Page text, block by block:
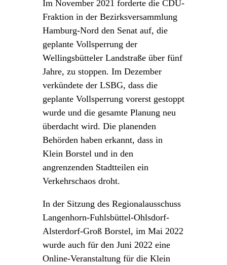
Im November 2021 forderte die CDU-
Fraktion in der Bezirksversammlung
Hamburg-Nord den Senat auf, die
geplante Vollsperrung der
Wellingsbütteler Landstraße über fünf
Jahre, zu stoppen. Im Dezember
verkündete der LSBG, dass die
geplante Vollsperrung vorerst gestoppt
wurde und die gesamte Planung neu
überdacht wird. Die planenden
Behörden haben erkannt, dass in
Klein Borstel und in den
angrenzenden Stadtteilen ein
Verkehrschaos droht.
In der Sitzung des Regionalausschuss
Langenhorn-Fuhlsbüttel-Ohlsdorf-
Alsterdorf-Groß Borstel, im Mai 2022
wurde auch für den Juni 2022 eine
Online-Veranstaltung für die Klein